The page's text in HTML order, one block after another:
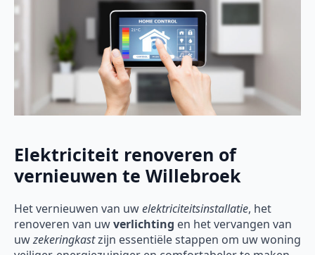
Elektriciteit renoveren of
vernieuwen te Willebroek
Het vernieuwen van uwelektriciteitsinstallatie, het
renoveren van uwverlichting en het vervangen van
uwzekeringkastzijn essentiële stappen om uw woning